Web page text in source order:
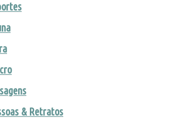
& Retratos
– LGPD